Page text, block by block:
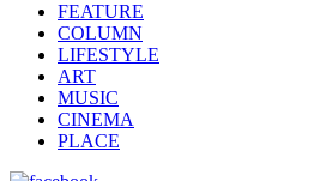
FEATURE
COLUMN
LIFESTYLE
ART
MUSIC
CINEMA
PLACE